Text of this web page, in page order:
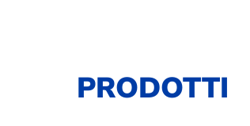
PRODOTTI